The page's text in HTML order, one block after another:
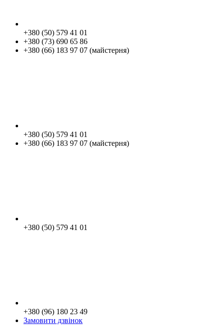
+380 (50) 579 41 01
+380 (73) 690 65 86
+380 (66) 183 97 07 (майстерня)
+380 (50) 579 41 01
+380 (66) 183 97 07 (майстерня)
+380 (50) 579 41 01
+380 (96) 180 23 49
Замовити дзвінок